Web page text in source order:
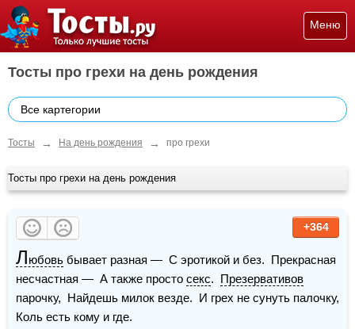
Меню
Тосты про грехи на день рождения
Все картегории
Тосты → На день рождения → про грехи
Тосты про грехи на день рождения
+364
Любовь бывает разная —  С эротикой и без.  Прекрасная
несчастная —  А также просто секс. Презервативов
парочку,  Найдешь милок везде.  И грех не сунуть палочку,
Коль есть кому и где.